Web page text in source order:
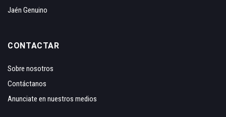
Jaén Genuino
CONTACTAR
Sobre nosotros
Contáctanos
Anunciate en nuestros medios